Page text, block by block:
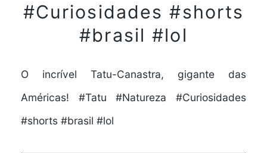
#Curiosidades #shorts
#brasil #lol
O incrível Tatu-Canastra, gigante das
Américas! #Tatu #Natureza #Curiosidades
#shorts #brasil #lol